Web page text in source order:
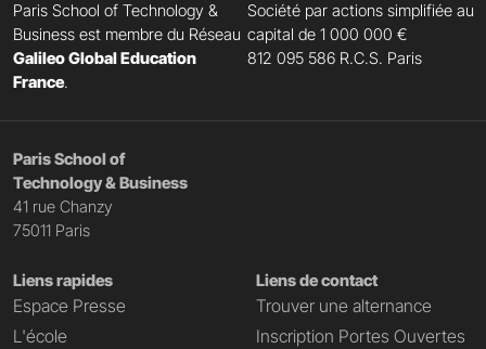
Paris School of Technology &
Business est membre du Réseau
Galileo Global Education
France.
Société par actions simplifiée au
capital de 1 000 000 €
812 095 586 R.C.S. Paris
Paris School of
Technology & Business
41 rue Chanzy
75011 Paris
Liens rapides
Espace Presse
L'école
Liens de contact
Trouver une alternance
Inscription Portes Ouvertes